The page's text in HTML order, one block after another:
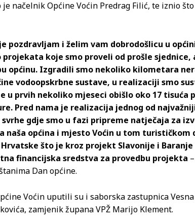
je načelnik Općine Voćin Predrag Filić, te iznio
pozdravljam i želim vam dobrodošlicu u
koje smo proveli od prošle sjednice,
općinu. Izgradili smo nekoliko kilometara
vodoopskrbne sustave, u realizaciji smo
u prvih nekoliko mjeseci obišlo oko 17 tisuća
Pred nama je realizacija jednog od
gdje smo u fazi pripreme natječaja za
općina i mjesto Voćin u tom
Hrvatske što je kroz projekt Slavonije i
financijska sredstva za provedbu projekta
Dan općine.
Voćin uputili su i saborska zastupnica
zamjenik župana VPŽ Marijo Klement.